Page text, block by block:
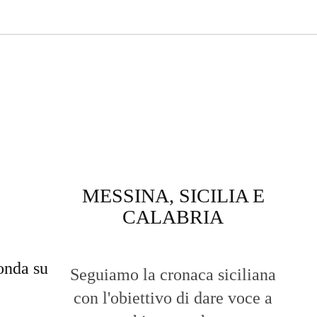
su
MESSINA, SICILIA E
CALABRIA
Seguiamo la cronaca siciliana
con l'obiettivo di dare voce a